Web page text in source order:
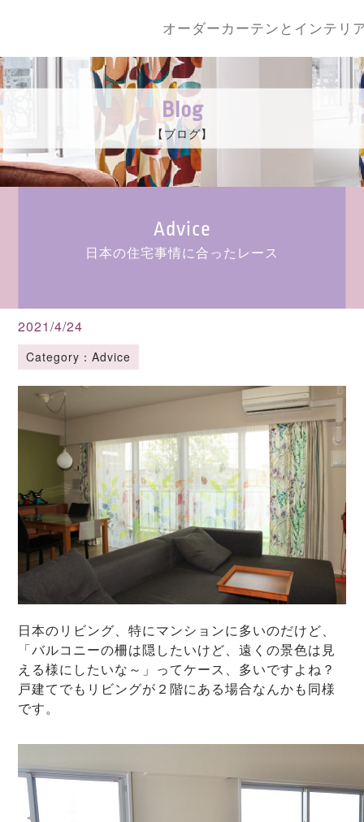
オーダーカーテンとインテリ
Blog
【ブログ】
Advice
日本の住宅事情に合ったレース
2021/4/24
Category：Advice
日本のリビング、特にマンションに多いのだけど、
「バルコニーの柵は隠したいけど、遠くの景色は見
える様にしたいな～」ってケース、多いですよね？
戸建てでもリビングが２階にある場合なんかも同様
です。